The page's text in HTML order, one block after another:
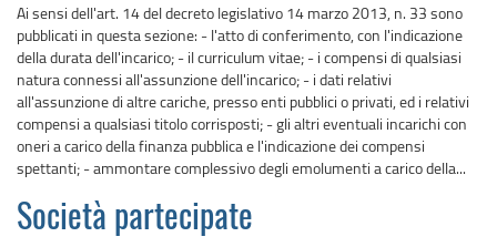
Ai sensi dell'art. 14 del decreto legislativo 14 marzo 2013, n. 33 sono
pubblicati in questa sezione: - l'atto di conferimento, con l'indicazione
della durata dell'incarico; - il curriculum vitae; - i compensi di qualsiasi
natura connessi all'assunzione dell'incarico; - i dati relativi
all'assunzione di altre cariche, presso enti pubblici o privati, ed i relativi
compensi a qualsiasi titolo corrisposti; - gli altri eventuali incarichi con
oneri a carico della finanza pubblica e l'indicazione dei compensi
spettanti; - ammontare complessivo degli emolumenti a carico della...
Società partecipate